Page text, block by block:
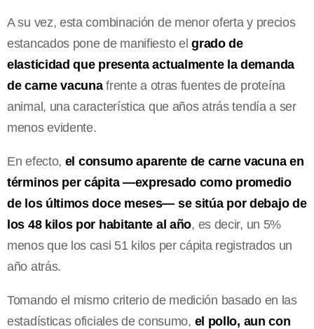
A su vez, esta combinación de menor oferta y precios
estancados pone de manifiesto elgrado de
elasticidad que presenta actualmente la demanda
de carne vacunafrente a otras fuentes de proteína
animal, una característica que años atrás tendía a ser
menos evidente.
En efecto, el consumo aparente de carne vacuna en
términos per cápita —expresado como promedio
de los últimos doce meses— se sitúa por debajo de
los 48 kilos por habitante al año, es decir, un 5%
menos que los casi 51 kilos per cápita registrados un
año atrás.
Tomando el mismo criterio de medición basado en las
estadísticas oficiales de consumo, el pollo, aun con